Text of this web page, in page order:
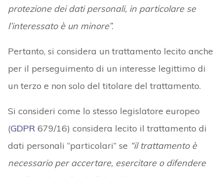
protezione dei dati personali, in particolare se
l’interessato è un minore”.
Pertanto, si considera un trattamento lecito anche
per il perseguimento di un interesse legittimo di
un terzo e non solo del titolare del trattamento.
Si consideri come lo stesso legislatore europeo
(GDPR679/16) considera lecito il trattamento di
dati personali “particolari” se “il trattamento è
necessario per accertare, esercitare o difendere